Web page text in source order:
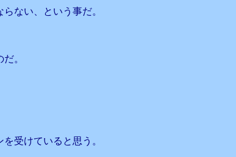
ない、という事だ。
。
受けていると思う。